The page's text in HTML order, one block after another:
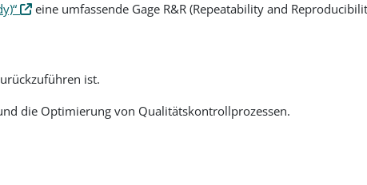
eine umfassende Gage R&R (Repeatability and
ist.
die Optimierung von Qualitätskontrollprozessen.